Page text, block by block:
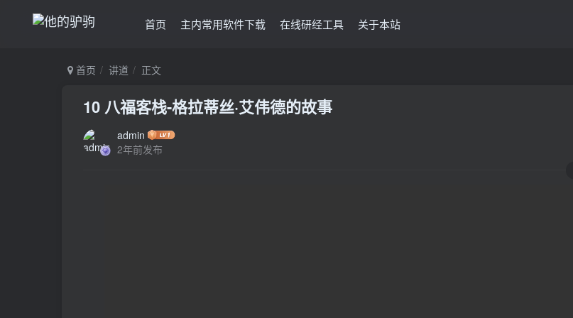
首页 主内常用软件下载 在线研经工具 关于本站
首页 讲道 正文
10 八福客栈-格拉蒂丝·艾伟德的故事
admin
2年前发布